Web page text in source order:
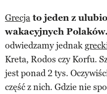
Grecja to jeden z
wakacyjnych Polaków.
odwiedzamy jednak
Kreta, Rodos czy Korfu.
jest ponad 2 tys.
część z nich. Gdzie nie